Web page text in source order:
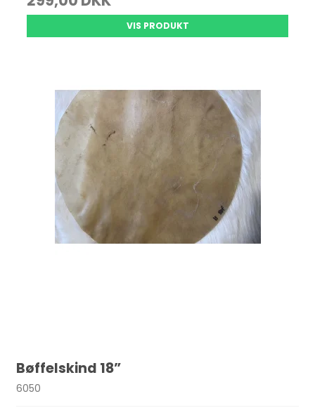
VIS PRODUKT
Bøffelskind 18”
6050